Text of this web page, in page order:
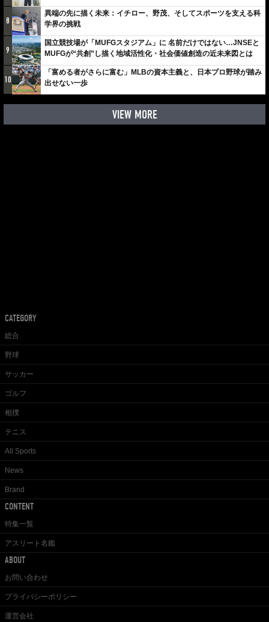
しみでしかないでしょ。川崎は、ずっと成長曲線だから」
8
異端の先に描く未来：イチロー、野茂、そしてスポーツを支える科
学界の挑戦
9
国立競技場が「MUFGスタジアム」に 名前だけではない…JNSEと
MUFGが“共創”し描く地域活性化・社会価値創造の近未来図とは
10
「富める者がさらに富む」MLBの資本主義と、日本プロ野球が踏み
出せない一歩
VIEW MORE
CATEGORY
総合
野球
サッカー
ゴルフ
相撲
テニス
All Sports
News
Brand
CONTENT
特集一覧
アスリート名鑑
ABOUT
お問い合わせ
プライバシーポリシー
運営会社